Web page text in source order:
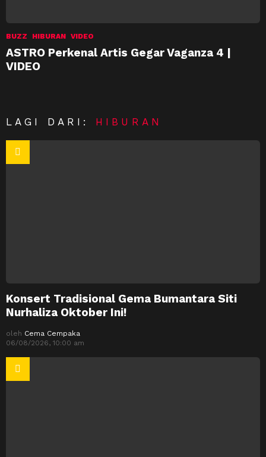
BUZZ HIBURAN VIDEO
ASTRO Perkenal Artis Gegar Vaganza 4 |
VIDEO
LAGI DARI: HIBURAN
Konsert Tradisional Gema Bumantara Siti
Nurhaliza Oktober Ini!
oleh Cema Cempaka
06/08/2026, 10:00 am